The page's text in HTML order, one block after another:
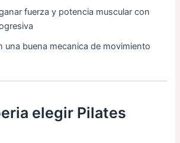
fuerza y potencia muscular con
una buena mecanica de movimiento
elegir Pilates